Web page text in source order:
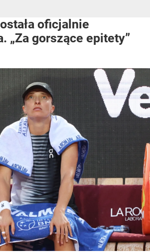
oficjalnie
„Za gorszące epitety”